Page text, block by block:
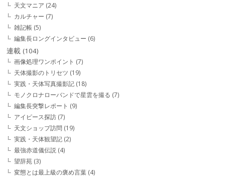
天文マニア (24)
カルチャー (7)
雑記帳 (5)
編集長ロングインタビュー (6)
連載 (104)
画像処理ワンポイント (7)
天体撮影のトリセツ (19)
実践・天体写真撮影記 (18)
モノクロナローバンドで星雲を撮る (7)
編集長突撃レポート (9)
アイピース探訪 (7)
天文ショップ訪問 (19)
実践・天体観望記 (2)
最強赤道儀伝説 (4)
望辞苑 (3)
変態とは最上級の褒め言葉 (4)